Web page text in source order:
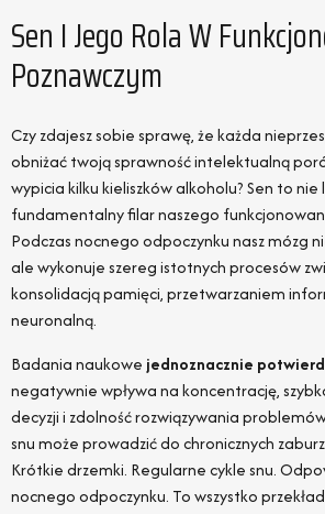
Sen I Jego Rola W
Poznawczym
Czy zdajesz sobie sprawę, że każda
obniżać twoją sprawność intelektualną
wypicia kilku kieliszków alkoholu? Sen to nie
fundamentalny filar naszego
Podczas nocnego odpoczynku nasz mózg
ale wykonuje szereg istotnych procesów
konsolidacją pamięci, przetwarzaniem
neuronalną.
Badania naukowe jednoznacznie
negatywnie wpływa na koncentrację,
decyzji i zdolność rozwiązywania
snu może prowadzić do chronicznych
Krótkie drzemki. Regularne cykle snu.
nocnego odpoczynku. To wszystko